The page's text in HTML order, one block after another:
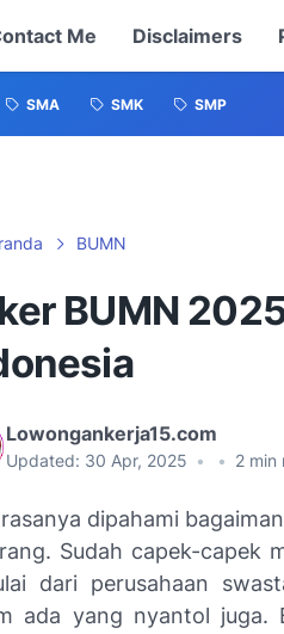
Me Disclaimers
SMA SMK SMP
BUMN
BUMN
Lowongankerja15.com
Updated: 30 Apr, 2025 • • 2 min
dipahami
Sudah capek-capek
dari perusahaan
ada yang nyantol juga.